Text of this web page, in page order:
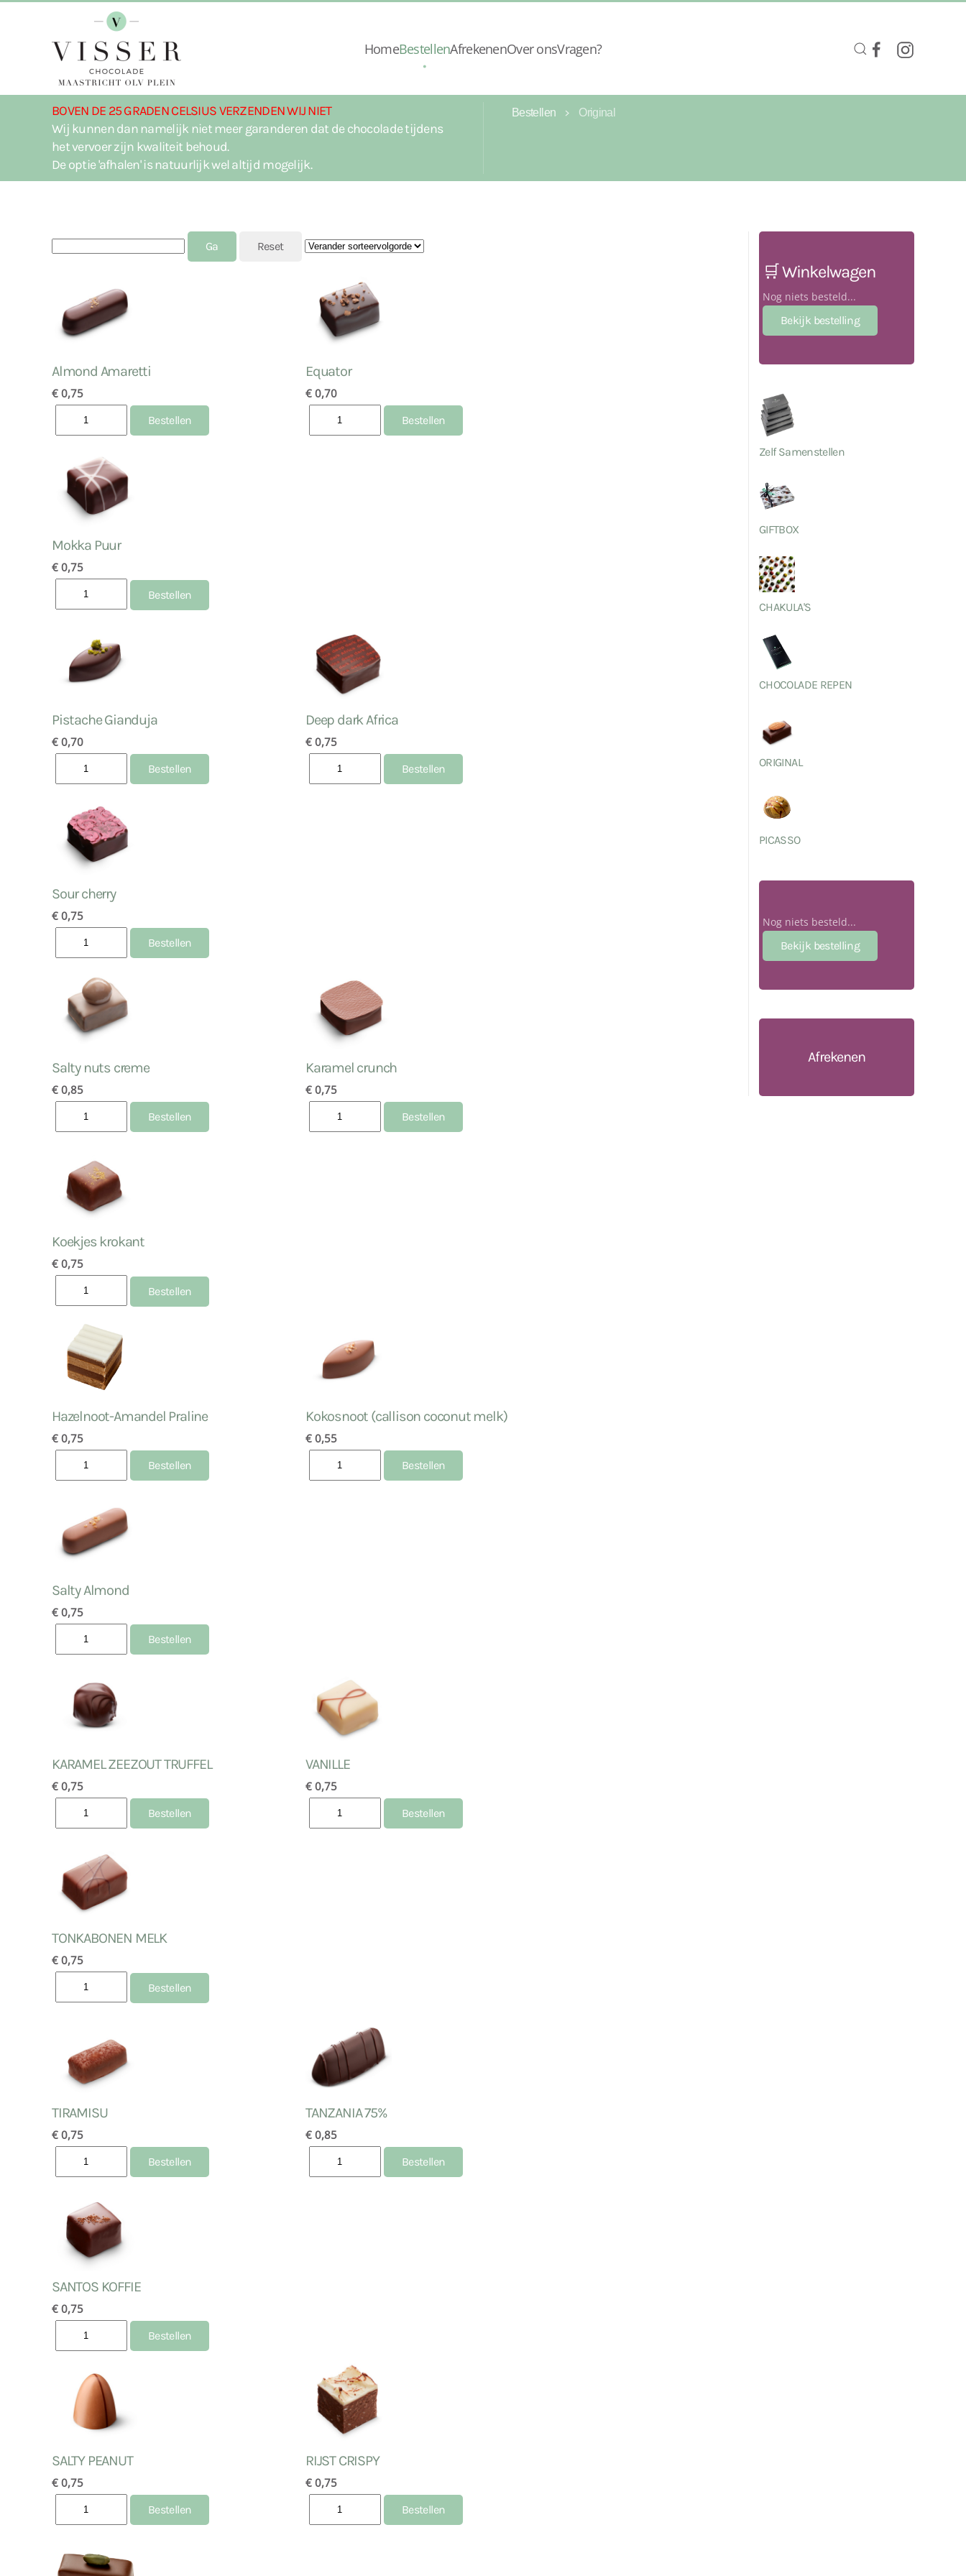
Terug naar hoofdinhoud HomeBestellenAfrekenenOver onsVragen?
BOVEN DE 25 GRADEN CELSIUS VERZENDEN WIJ NIET
Wij kunnen dan namelijk niet meer garanderen dat de chocolade tijdens
het vervoer zijn kwaliteit behoud.
De optie 'afhalen' is natuurlijk wel altijd mogelijk.
Bestellen Original
J2STORE_SEARCH Sort by
Almond Amaretti
€ 0,75
Equator
€ 0,70
Mokka Puur
€ 0,75
Pistache Gianduja
€ 0,70
Deep dark Africa
€ 0,75
Sour cherry
€ 0,75
Salty nuts creme
€ 0,85
Karamel crunch
€ 0,75
Koekjes krokant
€ 0,75
Hazelnoot-Amandel Praline
€ 0,75
Kokosnoot (callison coconut melk)
€ 0,55
Salty Almond
€ 0,75
KARAMEL ZEEZOUT TRUFFEL
€ 0,75
VANILLE
€ 0,75
TONKABONEN MELK
€ 0,75
TIRAMISU
€ 0,75
TANZANIA 75%
€ 0,85
SANTOS KOFFIE
€ 0,75
SALTY PEANUT
€ 0,75
RIJST CRISPY
€ 0,75
🛒 Winkelwagen
Nog niets besteld...
Zelf Samenstellen
GIFTBOX
CHAKULA'S
CHOCOLADE REPEN
ORIGINAL
PICASSO
Nog niets besteld...
Afrekenen